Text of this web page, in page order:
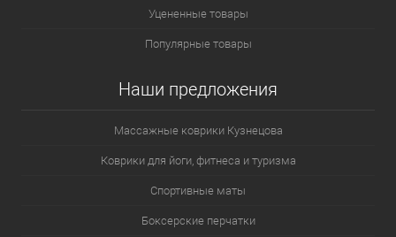
Уцененные товары
Популярные товары
Наши предложения
Массажные коврики Кузнецова
Коврики для йоги, фитнеса и туризма
Спортивные маты
Боксерские перчатки